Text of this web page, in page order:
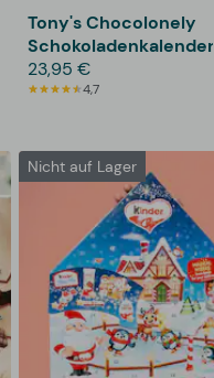
Tony's Chocolonely
Schokoladenkalender
23,95 €
4,7
Nicht auf Lager